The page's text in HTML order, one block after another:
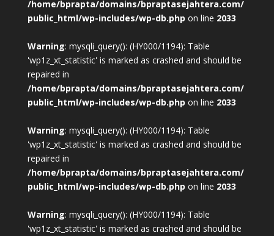
/home/bprapta/domains/bpraptasejahtera.com/
public_html/wp-includes/wp-db.php on line 2033
Warning: mysqli_query(): (HY000/1194): Table
'wp1z_xt_statistic' is marked as crashed and should be
repaired in
/home/bprapta/domains/bpraptasejahtera.com/
public_html/wp-includes/wp-db.php on line 2033
Warning: mysqli_query(): (HY000/1194): Table
'wp1z_xt_statistic' is marked as crashed and should be
repaired in
/home/bprapta/domains/bpraptasejahtera.com/
public_html/wp-includes/wp-db.php on line 2033
Warning: mysqli_query(): (HY000/1194): Table
'wp1z_xt_statistic' is marked as crashed and should be